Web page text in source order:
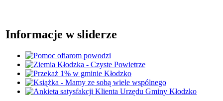
Informacje w sliderze